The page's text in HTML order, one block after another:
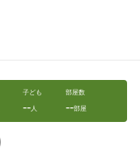
子ども
--人
部屋数
--部屋